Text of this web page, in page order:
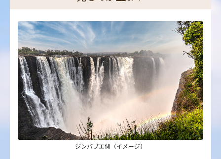
ジンバブエ側（イメージ）